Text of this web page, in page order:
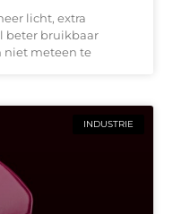
licht, extra
beter bruikbaar
niet meteen te
INDUSTRIE